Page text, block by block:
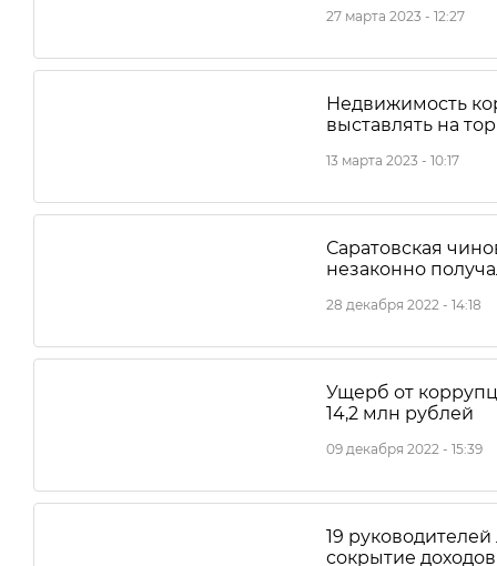
27 марта 2023 - 12:27
Недвижимость
выставлять на
13 марта 2023 - 10:17
Саратовская
незаконно
28 декабря 2022 - 14:18
Ущерб от
14,2 млн рублей
09 декабря 2022 - 15:39
19
сокрытие доходов